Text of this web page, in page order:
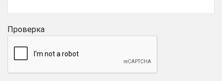
Проверка